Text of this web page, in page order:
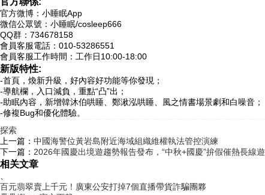
官方微博：小睡眠App
微信公眾號：小睡眠/cosleep666
QQ群：734678158
會員客服電話：010-53286551
會員客服工作時間：工作日10:00-18:00
新版特性:
-首頁，煥新升級，好內容好功能等你發現；
-導航欄，入口減負，重點“凸”出；
-助眠內容，新增韓沐伯哄睡、鄭湫泓哄睡、風之情書場景劇和白噪音；
-修複Bug和優化體驗。
探索
上一篇： 中國海警位黃岩島附近海域組織維權執法管控演練
下一篇： 2026年國慶出境遊趨勢報告發布，“中秋+國慶”拚假催熱長線遊
相关文章
百元翡翠賣上千元！廣東公安打掉7個直播帶貨詐騙團夥